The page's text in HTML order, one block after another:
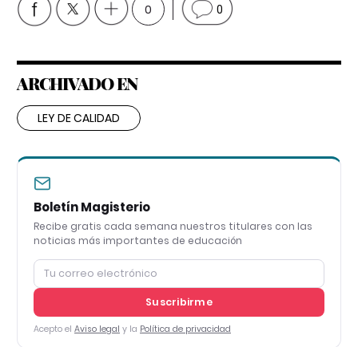
0 0
ARCHIVADO EN
LEY DE CALIDAD
Boletín Magisterio
Recibe gratis cada semana nuestros titulares con las
noticias más importantes de educación
Suscribirme
Acepto el Aviso legal y la Política de privacidad